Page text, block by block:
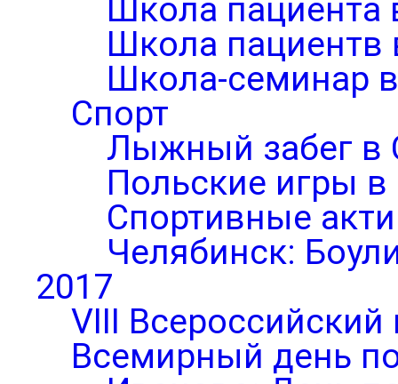
Школа пациента
Школа пациентв
Школа-семинар
Спорт
Лыжный забег в
Польские игры в
Спортивные
Челябинск:
2017
VIII Всероссийский
Всемирный день